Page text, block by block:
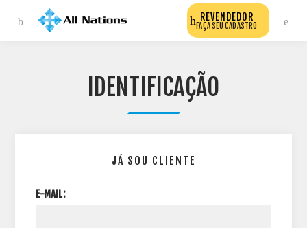
REVENDEDOR
FAÇA SEU CADASTRO
IDENTIFICAÇÃO
JÁ SOU CLIENTE
E-MAIL: